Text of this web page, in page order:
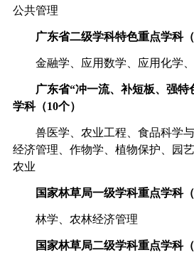
公共管理
广东省二级学科特色重点学科（
金融学、应用数学、应用化学
广东省“冲一流、补短板、强特
学科（10个）
兽医学 农业工程 食品科学
经济管理
作物学 植物保护 园
农业
国家林草局一级学科重点学科（
林学、农林经济管理
国家林草局二级学科重点学科（